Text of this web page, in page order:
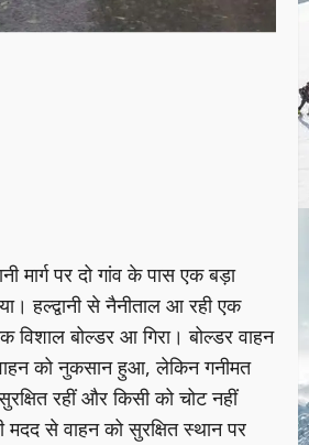
मार्ग पर दो गांव के पास एक बड़ा
हल्द्वानी से नैनीताल आ रही एक
विशाल बोल्डर आ गिरा। बोल्डर वाहन
को नुकसान हुआ, लेकिन गनीमत
रहीं और किसी को चोट नहीं
से वाहन को सुरक्षित स्थान पर